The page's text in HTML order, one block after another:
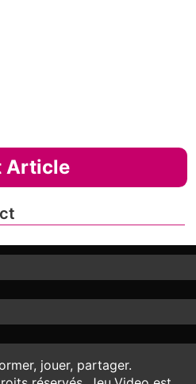
Article
jouer, partager.